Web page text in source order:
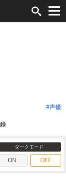
#声優
ダークモード
ON OFF